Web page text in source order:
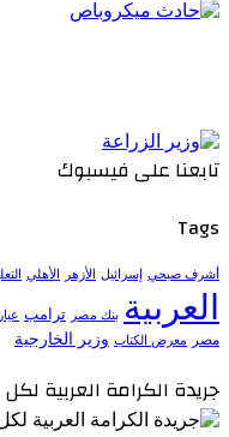
تابعنا على فيسبوك
Tags
أشرف صبحي إسرائيل الأزهر الأهلي
العربية
بنك مصر ترامب عيار ٢١
مصر معرض الكتاب وزير الخارجية
جريدة الكرامة العربية